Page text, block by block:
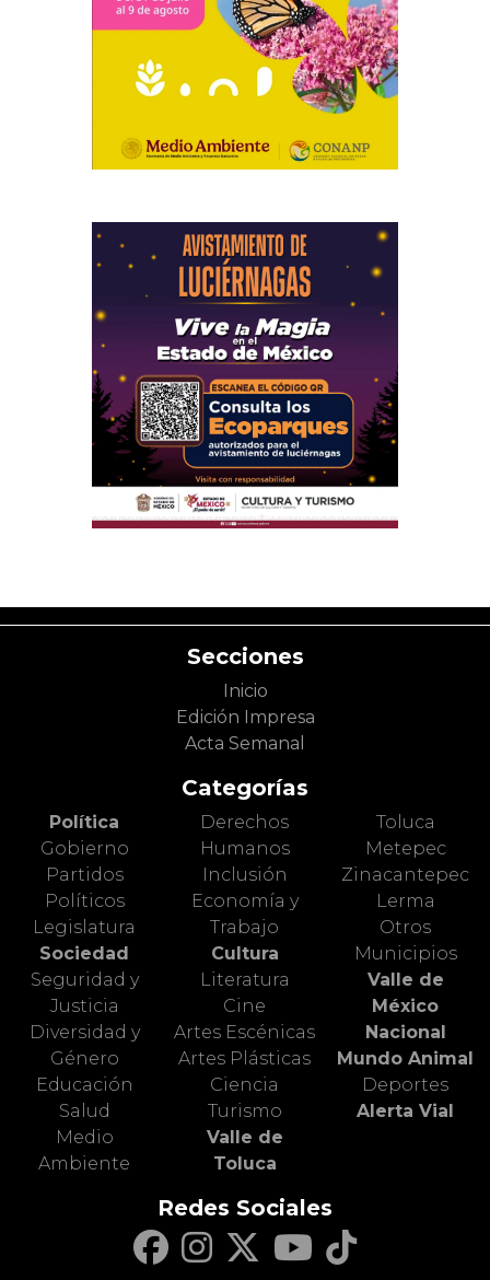
Secciones
Inicio
Edición Impresa
Acta Semanal
Categorías
Política
Gobierno
Partidos
Políticos
Legislatura
Sociedad
Seguridad y
Justicia
Diversidad y
Género
Educación
Salud
Medio
Ambiente
Derechos
Humanos
Inclusión
Economía y
Trabajo
Cultura
Literatura
Cine
Artes Escénicas
Artes Plásticas
Ciencia
Turismo
Valle de
Toluca
Toluca
Metepec
Zinacantepec
Lerma
Otros
Municipios
Valle de
México
Nacional
Mundo Animal
Deportes
Alerta Vial
Redes Sociales